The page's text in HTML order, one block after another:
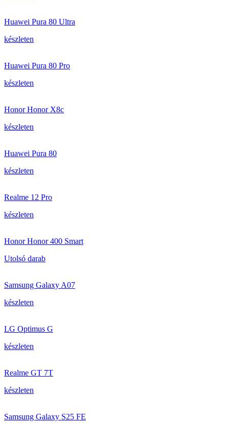
Huawei Pura 80 Ultra
készleten
Huawei Pura 80 Pro
készleten
Honor Honor X8c
készleten
Huawei Pura 80
készleten
Realme 12 Pro
készleten
Honor Honor 400 Smart
Utolsó darab
Samsung Galaxy A07
készleten
LG Optimus G
készleten
Realme GT 7T
készleten
Samsung Galaxy S25 FE